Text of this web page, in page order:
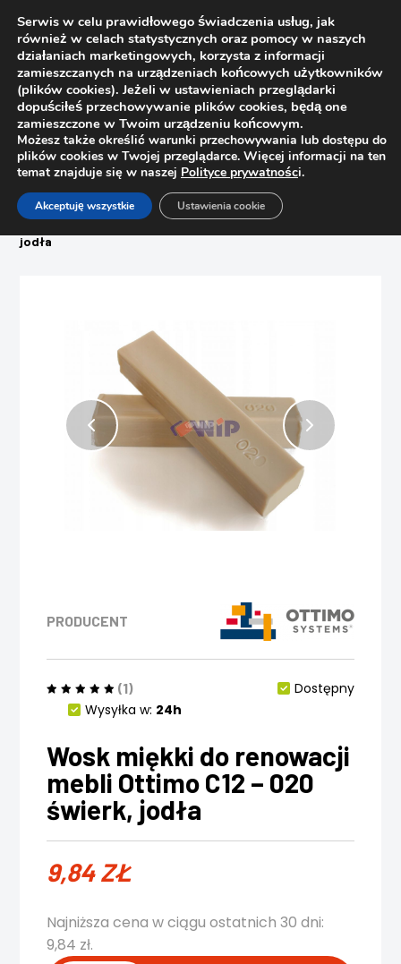
Strona główna
Sklep
Woski, pisaki, zaślepki, filce
jodła
PRODUCENT
(1)
Dostępny
Wysyłka w: 24h
Wosk miękki do renowacji
mebli Ottimo C12 – 020
świerk, jodła
9,84ZŁ
Najniższa cena w ciągu ostatnich 30 dni:
9,84 zł.
Serwis w celu prawidłowego świadczenia usług, jak
również w celach statystycznych oraz pomocy w naszych
działaniach marketingowych, korzysta z informacji
zamieszczanych na urządzeniach końcowych użytkowników
(plików cookies). Jeżeli w ustawieniach przeglądarki
dopuściłeś przechowywanie plików cookies, będą one
zamieszczone w Twoim urządzeniu końcowym.
Możesz także określić warunki przechowywania lub dostępu do
plików cookies w Twojej przeglądarce. Więcej informacji na ten
temat znajduje się w naszej Polityce prywatności.
Akceptuję wszystkie Ustawienia cookie